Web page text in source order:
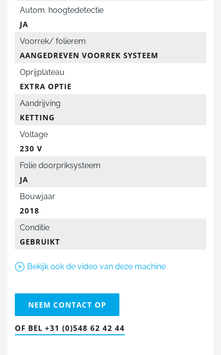
Autom. hoogtedetectie
JA
Voorrek/ folierem
AANGEDREVEN VOORREK SYSTEEM
Oprijplateau
EXTRA OPTIE
Aandrijving
KETTING
Voltage
230 V
Folie doorpriksysteem
JA
Bouwjaar
2018
Conditie
GEBRUIKT
Bekijk ook de video van deze machine
NEEM CONTACT OP
OF BEL +31 (0)548 62 42 44